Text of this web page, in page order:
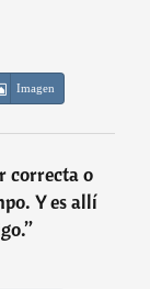
Imagen
correcta o
Y es allí
”